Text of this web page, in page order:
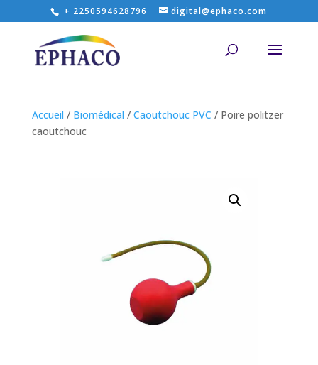
+ 2250594628796 digital@ephaco.com
Accueil / Biomédical / Caoutchouc PVC / Poire politzer
caoutchouc